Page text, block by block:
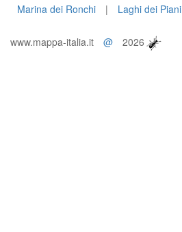
Marina dei Ronchi
| Laghi dei Piani
www.mappa-italia.it @ 2026